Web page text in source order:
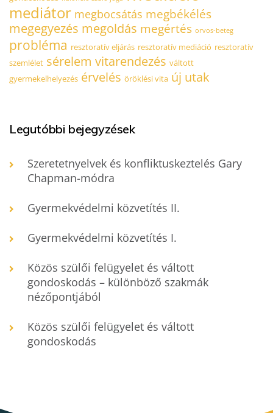
mediátor megbocsátás megbékélés
megegyezés megoldás megértés orvos-beteg
probléma resztoratív eljárás resztoratív mediáció resztoratív
szemlélet sérelem vitarendezés váltott
gyermekelhelyezés érvelés öröklési vita új utak
Legutóbbi bejegyzések
Szeretetnyelvek és konfliktuskeztelés Gary
Chapman-módra
Gyermekvédelmi közvetítés II.
Gyermekvédelmi közvetítés I.
Közös szülői felügyelet és váltott
gondoskodás – különböző szakmák
nézőpontjából
Közös szülői felügyelet és váltott
gondoskodás